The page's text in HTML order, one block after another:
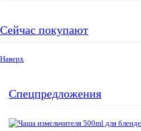
Сейчас покупают
Наверх
Спецпредложения